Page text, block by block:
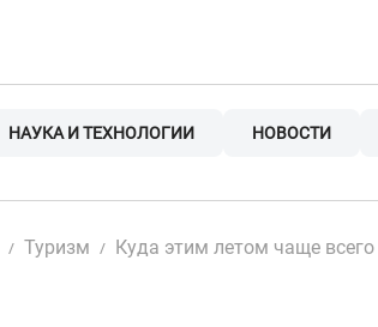
НАУКА И ТЕХНОЛОГИИ НОВОСТИ
Туризм Куда этим летом чаще